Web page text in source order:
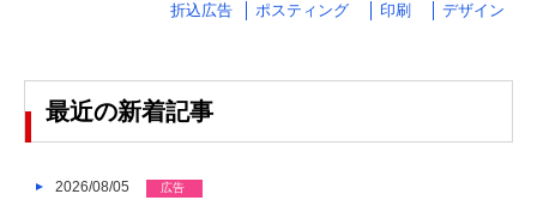
2024/02
2024/01
2023/12
折込広告 ポスティング 印刷 デザイン
最近の新着記事
2026/08/05 広告